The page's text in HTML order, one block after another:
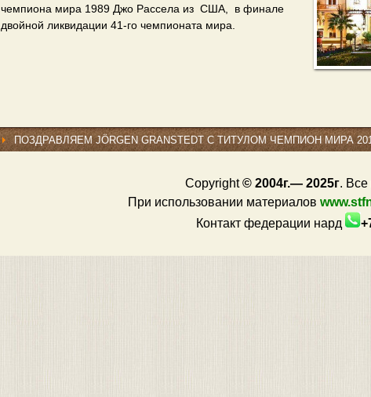
чемпиона мира 1989 Джо Рассела из США, в финале
двойной ликвидации 41-го чемпионата мира.
ПОЗДРАВЛЯЕМ JÖRGEN GRANSTEDT С ТИТУЛОМ ЧЕМПИОН МИРА
Copyright© 2004г.— 2025г.
При использовании материалов
Контакт федерации нард